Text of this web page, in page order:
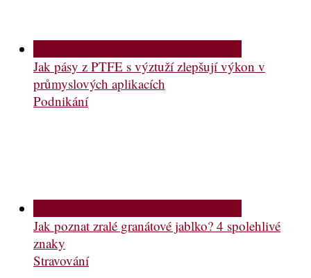
Jak pásy z PTFE s výztuží zlepšují výkon v
průmyslových aplikacích
Podnikání
Jak poznat zralé granátové jablko? 4 spolehlivé
znaky
Stravování